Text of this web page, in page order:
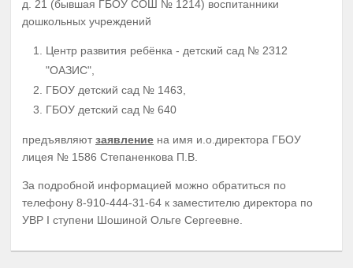
д. 21 (бывшая ГБОУ СОШ № 1214) воспитанники
дошкольных учреждений
Центр развития ребёнка - детский сад № 2312
"ОАЗИС",
ГБОУ детский сад № 1463,
ГБОУ детский сад № 640
предъявляютзаявление на имя и.о.директора ГБОУ
лицея № 1586 Степаненкова П.В.
За подробной информацией можно обратиться по
телефону 8-910-444-31-64 к заместителю директора по
УВР I ступени Шошиной Ольге Сергеевне.